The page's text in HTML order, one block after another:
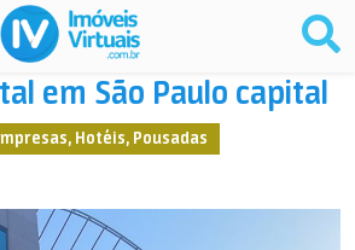
em São Paulo capital
Hotéis, Pousadas